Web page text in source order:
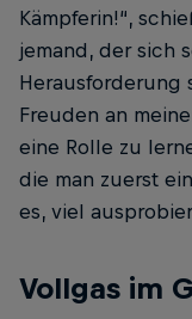
Kämpferin!“,
jemand, der sich
­Herausforderung
Freuden an
eine Rolle zu
die man zuerst
es, viel
Vollgas im